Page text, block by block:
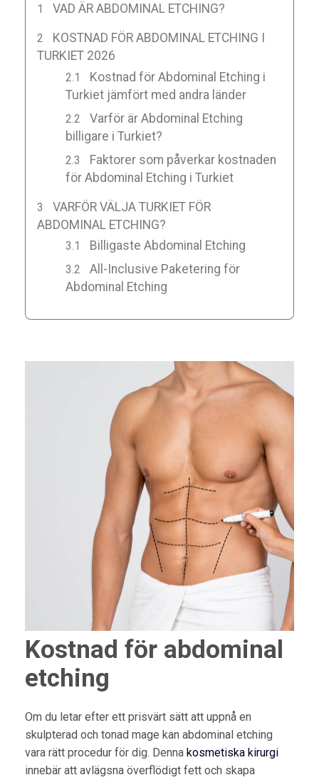
VAD ÄR ABDOMINAL ETCHING?
KOSTNAD FÖR ABDOMINAL ETCHING I
TURKIET 2026
Kostnad för Abdominal Etching i
Turkiet jämfört med andra länder
Varför är Abdominal Etching
billigare i Turkiet?
Faktorer som påverkar kostnaden
för Abdominal Etching i Turkiet
VARFÖR VÄLJA TURKIET FÖR
ABDOMINAL ETCHING?
Billigaste Abdominal Etching
All-Inclusive Paketering för
Abdominal Etching
Kostnad för abdominal
etching
Om du letar efter ett prisvärt sätt att uppnå en
skulpterad och tonad mage kan abdominal etching
vara rätt procedur för dig. Denna kosmetiska kirurgi
innebär att avlägsna överflödigt fett och skapa